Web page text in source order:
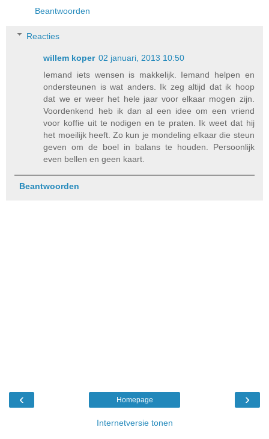
Beantwoorden
Reacties
willem koper 02 januari, 2013 10:50
Iemand iets wensen is makkelijk. Iemand helpen en
ondersteunen is wat anders. Ik zeg altijd dat ik hoop
dat we er weer het hele jaar voor elkaar mogen zijn.
Voordenkend heb ik dan al een idee om een vriend
voor koffie uit te nodigen en te praten. Ik weet dat hij
het moeilijk heeft. Zo kun je mondeling elkaar die steun
geven om de boel in balans te houden. Persoonlijk
even bellen en geen kaart.
Beantwoorden
‹ ›
Homepage
Internetversie tonen